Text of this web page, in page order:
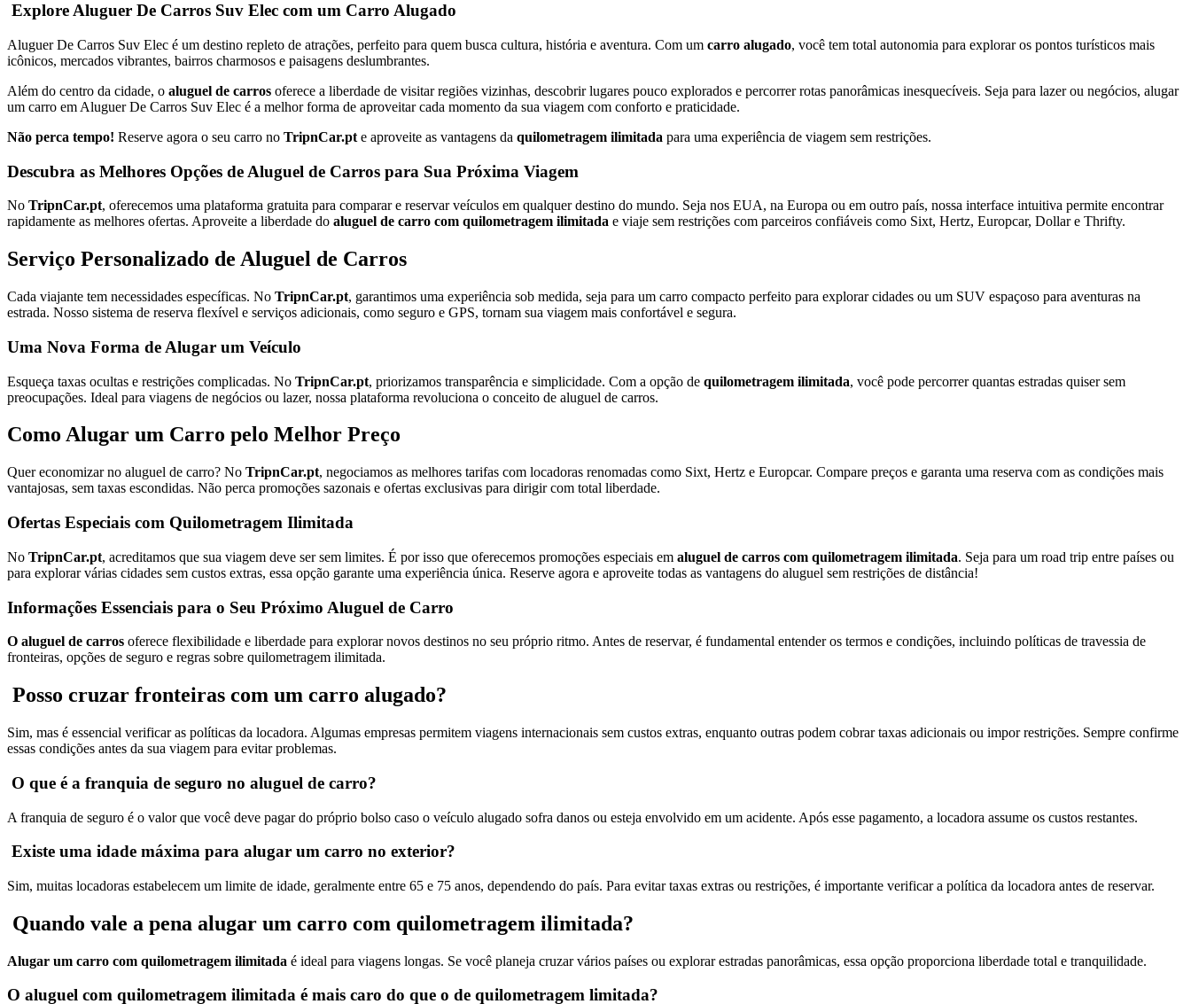
Explore Aluguer De Carros Suv Elec com um Carro Alugado
Aluguer De Carros Suv Elec é um destino repleto de atrações, perfeito para quem busca cultura, história e aventura. Com um carro alugado, você tem total autonomia para explorar os pontos turísticos mais
icônicos, mercados vibrantes, bairros charmosos e paisagens deslumbrantes.
Além do centro da cidade, o aluguel de carros oferece a liberdade de visitar regiões vizinhas, descobrir lugares pouco explorados e percorrer rotas panorâmicas inesquecíveis. Seja para lazer ou negócios, alugar
um carro em Aluguer De Carros Suv Elec é a melhor forma de aproveitar cada momento da sua viagem com conforto e praticidade.
Não perca tempo! Reserve agora o seu carro no TripnCar.pt e aproveite as vantagens da quilometragem ilimitada para uma experiência de viagem sem restrições.
Descubra as Melhores Opções de Aluguel de Carros para Sua Próxima Viagem
No TripnCar.pt, oferecemos uma plataforma gratuita para comparar e reservar veículos em qualquer destino do mundo. Seja nos EUA, na Europa ou em outro país, nossa interface intuitiva permite encontrar
rapidamente as melhores ofertas. Aproveite a liberdade do aluguel de carro com quilometragem ilimitada e viaje sem restrições com parceiros confiáveis como Sixt, Hertz, Europcar, Dollar e Thrifty.
Serviço Personalizado de Aluguel de Carros
Cada viajante tem necessidades específicas. No TripnCar.pt, garantimos uma experiência sob medida, seja para um carro compacto perfeito para explorar cidades ou um SUV espaçoso para aventuras na
estrada. Nosso sistema de reserva flexível e serviços adicionais, como seguro e GPS, tornam sua viagem mais confortável e segura.
Uma Nova Forma de Alugar um Veículo
Esqueça taxas ocultas e restrições complicadas. No TripnCar.pt, priorizamos transparência e simplicidade. Com a opção de quilometragem ilimitada, você pode percorrer quantas estradas quiser sem
preocupações. Ideal para viagens de negócios ou lazer, nossa plataforma revoluciona o conceito de aluguel de carros.
Como Alugar um Carro pelo Melhor Preço
Quer economizar no aluguel de carro? No TripnCar.pt, negociamos as melhores tarifas com locadoras renomadas como Sixt, Hertz e Europcar. Compare preços e garanta uma reserva com as condições mais
vantajosas, sem taxas escondidas. Não perca promoções sazonais e ofertas exclusivas para dirigir com total liberdade.
Ofertas Especiais com Quilometragem Ilimitada
No TripnCar.pt, acreditamos que sua viagem deve ser sem limites. É por isso que oferecemos promoções especiais em aluguel de carros com quilometragem ilimitada. Seja para um road trip entre países ou
para explorar várias cidades sem custos extras, essa opção garante uma experiência única. Reserve agora e aproveite todas as vantagens do aluguel sem restrições de distância!
Informações Essenciais para o Seu Próximo Aluguel de Carro
O aluguel de carros oferece flexibilidade e liberdade para explorar novos destinos no seu próprio ritmo. Antes de reservar, é fundamental entender os termos e condições, incluindo políticas de travessia de
fronteiras, opções de seguro e regras sobre quilometragem ilimitada.
Posso cruzar fronteiras com um carro alugado?
Sim, mas é essencial verificar as políticas da locadora. Algumas empresas permitem viagens internacionais sem custos extras, enquanto outras podem cobrar taxas adicionais ou impor restrições. Sempre confirme
essas condições antes da sua viagem para evitar problemas.
O que é a franquia de seguro no aluguel de carro?
A franquia de seguro é o valor que você deve pagar do próprio bolso caso o veículo alugado sofra danos ou esteja envolvido em um acidente. Após esse pagamento, a locadora assume os custos restantes.
Existe uma idade máxima para alugar um carro no exterior?
Sim, muitas locadoras estabelecem um limite de idade, geralmente entre 65 e 75 anos, dependendo do país. Para evitar taxas extras ou restrições, é importante verificar a política da locadora antes de reservar.
Quando vale a pena alugar um carro com quilometragem ilimitada?
Alugar um carro com quilometragem ilimitada é ideal para viagens longas. Se você planeja cruzar vários países ou explorar estradas panorâmicas, essa opção proporciona liberdade total e tranquilidade.
O aluguel com quilometragem ilimitada é mais caro do que o de quilometragem limitada?